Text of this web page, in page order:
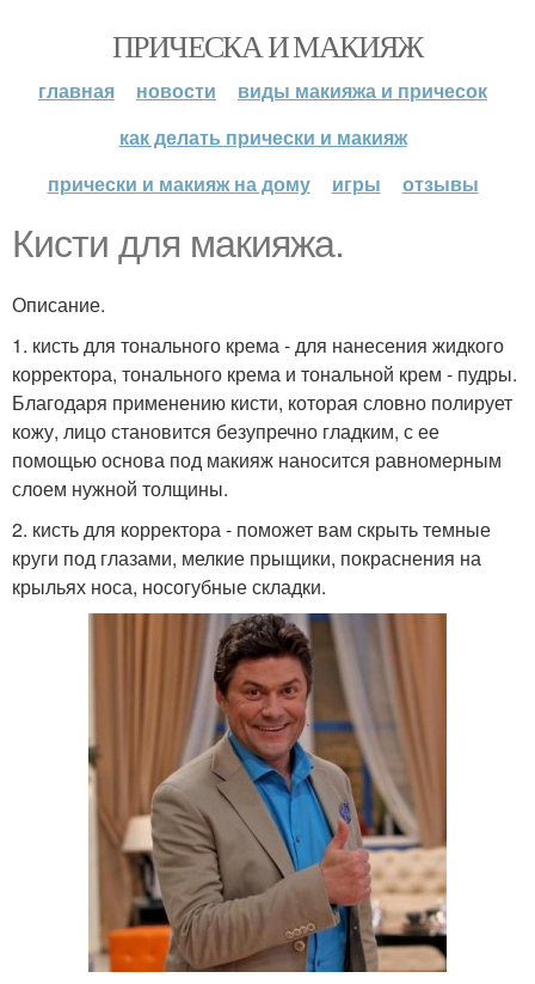
ПРИЧЕСКА И МАКИЯЖ
главная новости
виды макияжа и причесок
как делать прически и макияж
прически и макияж на дому
игры отзывы
Кисти для макияжа.
Описание.
1. кисть для тонального крема - для нанесения жидкого
корректора, тонального крема и тональной крем - пудры.
Благодаря применению кисти, которая словно полирует
кожу, лицо становится безупречно гладким, с ее
помощью основа под макияж наносится равномерным
слоем нужной толщины.
2. кисть для корректора - поможет вам скрыть темные
круги под глазами, мелкие прыщики, покраснения на
крыльях носа, носогубные складки.